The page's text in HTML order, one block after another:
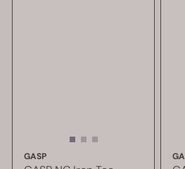
GASP